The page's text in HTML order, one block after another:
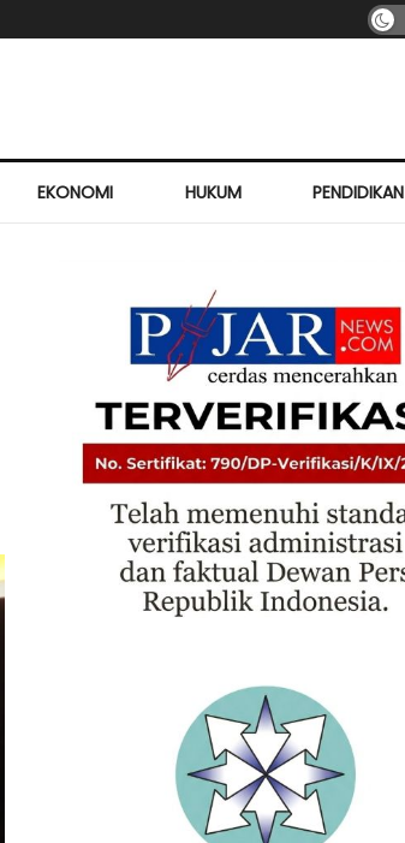
EKONOMI HUKUM PENDIDIKAN